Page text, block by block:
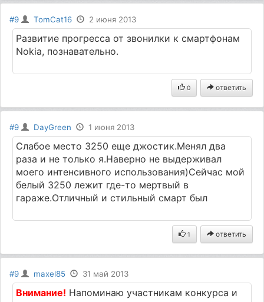
#9 TomCat16 2 июня 2013
Развитие прогресса от звонилки к смартфонам
Nokia, познавательно.
0 ответить
#9 DayGreen 1 июня 2013
Слабое место 3250 еще джостик.Менял два
раза и не только я.Наверно не выдерживал
моего интенсивного использования)Сейчас мой
белый 3250 лежит где-то мертвый в
гараже.Отличный и стильный смарт был
1 ответить
#9 maxel85 31 май 2013
Внимание! Напоминаю участникам конкурса и